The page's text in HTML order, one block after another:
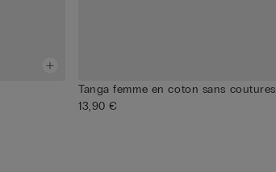
Tanga femme en coton sans coutures
13,90 €